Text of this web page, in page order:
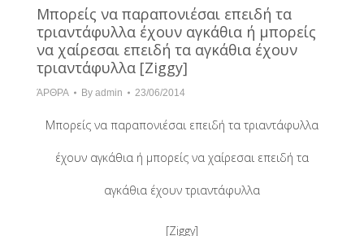
Μπορείς να παραπονιέσαι επειδή τα
τριαντάφυλλα έχουν αγκάθια ή μπορείς
να χαίρεσαι επειδή τα αγκάθια έχουν
τριαντάφυλλα [Ziggy]
ΆΡΘΡΑ By admin 23/06/2014
Μπορείς να παραπονιέσαι επειδή τα τριαντάφυλλα
έχουν αγκάθια ή μπορείς να χαίρεσαι επειδή τα
αγκάθια έχουν τριαντάφυλλα
[Ziggy]